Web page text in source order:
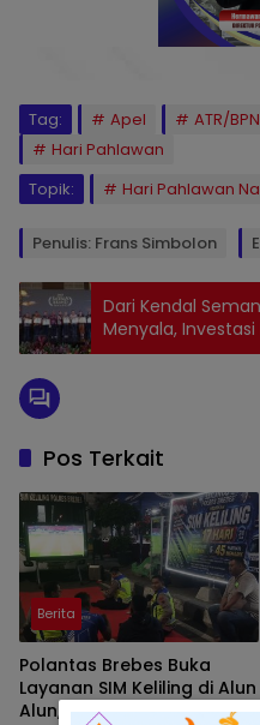
Tag: Apel
ATR/
Hari Pahlawan
Topik:
Hari Pahlawan
Penulis: Frans Simbolon
Dari Kendal
Menyala,
Rp14,2 Triliun
Pos Terkait
Berita
Polantas Brebes Buka
Layanan SIM Keliling di Alun
Alun, Polisi : Gelar Nobar